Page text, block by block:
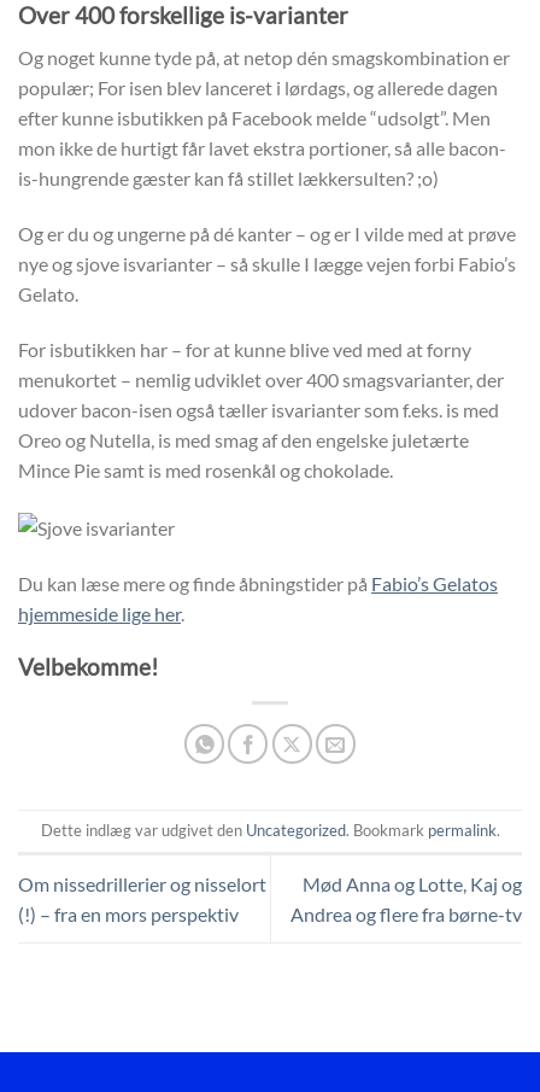
Over 400 forskellige is-varianter
Og noget kunne tyde på, at netop dén smagskombination er
populær; For isen blev lanceret i lørdags, og allerede dagen
efter kunne isbutikken på Facebook melde “udsolgt”. Men
mon ikke de hurtigt får lavet ekstra portioner, så alle bacon-
is-hungrende gæster kan få stillet lækkersulten? ;o)
Og er du og ungerne på dé kanter – og er I vilde med at prøve
nye og sjove isvarianter – så skulle I lægge vejen forbi Fabio’s
Gelato.
For isbutikken har – for at kunne blive ved med at forny
menukortet – nemlig udviklet over 400 smagsvarianter, der
udover bacon-isen også tæller isvarianter som f.eks. is med
Oreo og Nutella, is med smag af den engelske juletærte
Mince Pie samt is med rosenkål og chokolade.
Du kan læse mere og finde åbningstider på Fabio’s Gelatos
hjemmeside lige her.
Velbekomme!
Dette indlæg var udgivet den Uncategorized. Bookmark permalink.
Om nissedrillerier og nisselort
(!) – fra en mors perspektiv
Mød Anna og Lotte, Kaj og
Andrea og flere fra børne-tv